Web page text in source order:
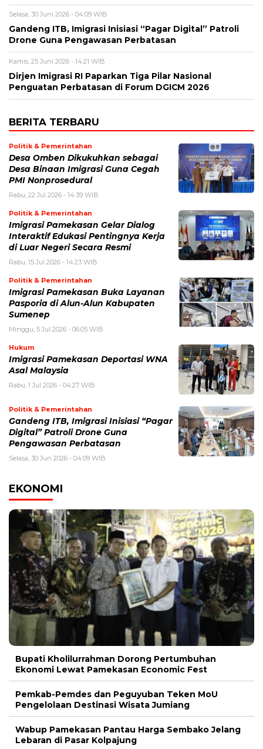
Selasa, 30 Juni 2026 - 04:09 WIB
Gandeng ITB, Imigrasi Inisiasi “Pagar Digital” Patroli
Drone Guna Pengawasan Perbatasan
Kamis, 25 Juni 2026 - 14:21 WIB
Dirjen Imigrasi RI Paparkan Tiga Pilar Nasional
Penguatan Perbatasan di Forum DGICM 2026
BERITA TERBARU
Politik & Pemerintahan
Desa Omben Dikukuhkan sebagai
Desa Binaan Imigrasi Guna Cegah
PMI Nonprosedural
Rabu, 22 Jul 2026 - 14:39 WIB
Politik & Pemerintahan
Imigrasi Pamekasan Gelar Dialog
Interaktif Edukasi Pentingnya Kerja
di Luar Negeri Secara Resmi
Rabu, 15 Jul 2026 - 14:23 WIB
Politik & Pemerintahan
Imigrasi Pamekasan Buka Layanan
Pasporia di Alun-Alun Kabupaten
Sumenep
Minggu, 5 Jul 2026 - 06:05 WIB
Hukum
Imigrasi Pamekasan Deportasi WNA
Asal Malaysia
Rabu, 1 Jul 2026 - 04:27 WIB
Politik & Pemerintahan
Gandeng ITB, Imigrasi Inisiasi “Pagar
Digital” Patroli Drone Guna
Pengawasan Perbatasan
Selasa, 30 Jun 2026 - 04:09 WIB
EKONOMI
Bupati Kholilurrahman Dorong Pertumbuhan
Ekonomi Lewat Pamekasan Economic Fest
Pemkab-Pemdes dan Peguyuban Teken MoU
Pengelolaan Destinasi Wisata Jumiang
Wabup Pamekasan Pantau Harga Sembako Jelang
Lebaran di Pasar Kolpajung